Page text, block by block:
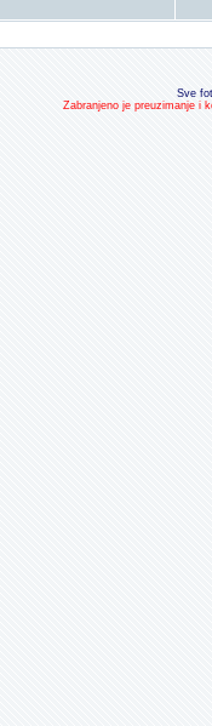
Sve
Zabranjeno je preuzimanje i